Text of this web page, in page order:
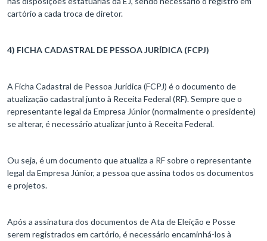
cartório a cada troca de diretor.
4) FICHA CADASTRAL DE PESSOA JURÍDICA (FCPJ)
A Ficha Cadastral de Pessoa Jurídica (FCPJ) é o documento de
atualização cadastral junto à Receita Federal (RF). Sempre que o
representante legal da Empresa Júnior (normalmente o presidente)
se alterar, é necessário atualizar junto à Receita Federal.
Ou seja, é um documento que atualiza a RF sobre o representante
legal da Empresa Júnior, a pessoa que assina todos os documentos
e projetos.
Após a assinatura dos documentos de Ata de Eleição e Posse
serem registrados em cartório, é necessário encaminhá-los à